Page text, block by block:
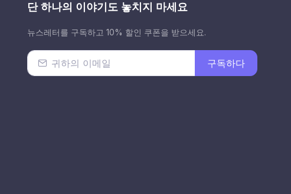
단 하나의 이야기도 놓치지 마세요
뉴스레터를 구독하고 10% 할인 쿠폰을 받으세요.
구독하다